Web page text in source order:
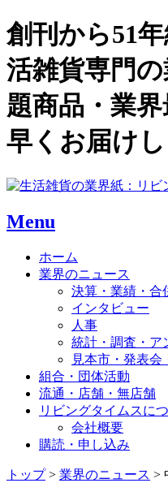
創刊から51
活雑貨専門
題商品・業
早くお届けし
Menu
ホーム
業界のニュース
決算・業績・合
インタビュー
人事
統計・調査・ア
見本市・発表会
組合・団体活動
流通・店舗・無店舗
リビングタイムスに
会社概要
購読・申し込み
トップ> 業界のニュース >